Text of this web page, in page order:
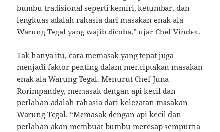
bumbu tradisional seperti kemiri, ketumbar, dan
lengkuas adalah rahasia dari masakan enak ala
Warung Tegal yang wajib dicoba,” ujar Chef Vindex.
Tak hanya itu, cara memasak yang tepat juga
menjadi faktor penting dalam menciptakan masakan
enak ala Warung Tegal. Menurut Chef Juna
Rorimpandey, memasak dengan api kecil dan
perlahan adalah rahasia dari kelezatan masakan
Warung Tegal. “Memasak dengan api kecil dan
perlahan akan membuat bumbu meresap sempurna